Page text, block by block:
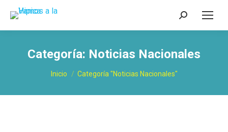
Buscar:
Categoría: Noticias Nacionales
Estás aquí:
Inicio Categoría "Noticias Nacionales"